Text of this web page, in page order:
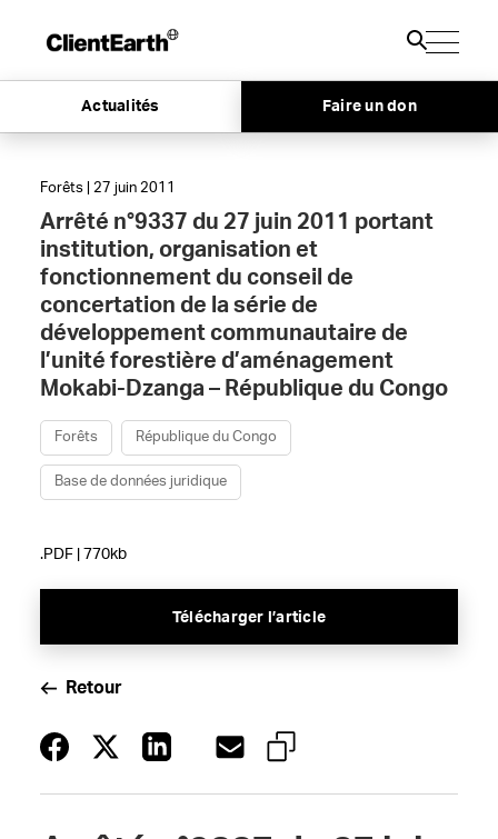
Actualités Faire un don
Forêts | 27 juin 2011
Arrêté n°9337 du 27 juin 2011 portant
institution, organisation et
fonctionnement du conseil de
concertation de la série de
développement communautaire de
l’unité forestière d’aménagement
Mokabi-Dzanga – République du Congo
Forêts République du Congo
Base de données juridique
.PDF | 770kb
Télécharger l’article
Retour